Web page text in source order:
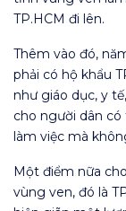
TP.HCM đi lên.
Thêm vào đó,
phải có hộ khẩu
như giáo dục, y
cho người dân có
làm việc mà
Một điểm nữa
vùng ven, đó là